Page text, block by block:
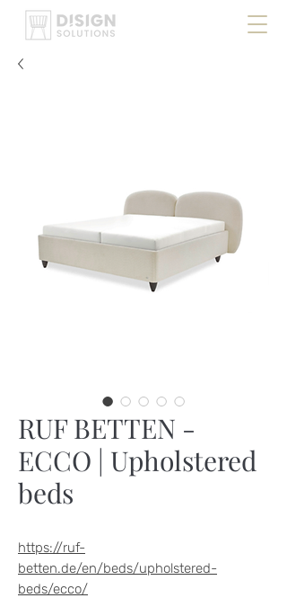
RUF BETTEN -
ECCO | Upholstered
beds
https://ruf-
betten.de/en/beds/upholstered-
beds/ecco/